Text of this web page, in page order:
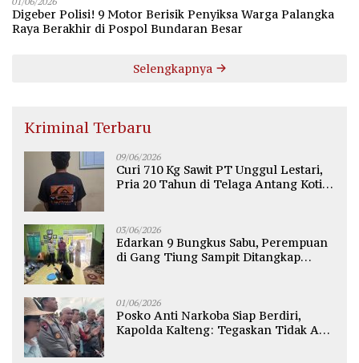
Digeber Polisi! 9 Motor Berisik Penyiksa Warga Palangka
Raya Berakhir di Pospol Bundaran Besar
Selengkapnya
Kriminal Terbaru
09/06/2026
Curi 710 Kg Sawit PT Unggul Lestari,
Pria 20 Tahun di Telaga Antang Kotim
03/06/2026
Edarkan 9 Bungkus Sabu, Perempuan
di Gang Tiung Sampit Ditangkap
01/06/2026
Posko Anti Narkoba Siap Berdiri,
Kapolda Kalteng: Tegaskan Tidak Ada